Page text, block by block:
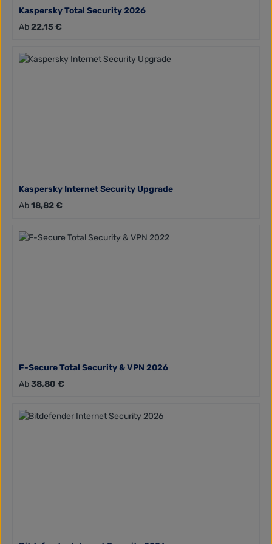
Kaspersky Total Security 2026
Regulärer Preis:
Ab22,15 €
Kaspersky Internet Security Upgrade
Regulärer Preis:
Ab18,82 €
F-Secure Total Security & VPN 2026
Regulärer Preis:
Ab38,80 €